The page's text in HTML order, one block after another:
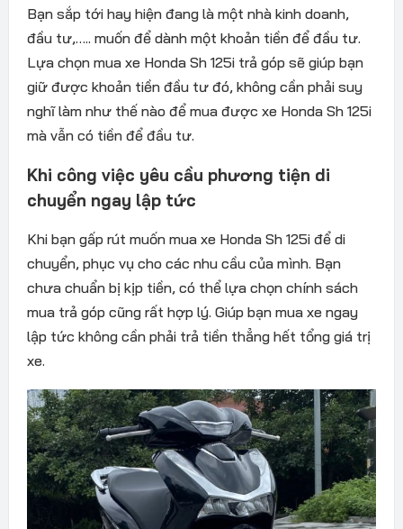
Bạn sắp tới hay hiện đang là một nhà kinh doanh,
đầu tư,….. muốn để dành một khoản tiền để đầu tư.
Lựa chọn mua xe Honda Sh 125i trả góp sẽ giúp bạn
giữ được khoản tiền đầu tư đó, không cần phải suy
nghĩ làm như thế nào để mua được xe Honda Sh 125i
mà vẫn có tiền để đầu tư.
Khi công việc yêu cầu phương tiện di
chuyển ngay lập tức
Khi bạn gấp rút muốn mua xe Honda Sh 125i để di
chuyển, phục vụ cho các nhu cầu của mình. Bạn
chưa chuẩn bị kịp tiền, có thể lựa chọn chính sách
mua trả góp cũng rất hợp lý. Giúp bạn mua xe ngay
lập tức không cần phải trả tiền thẳng hết tổng giá trị
xe.